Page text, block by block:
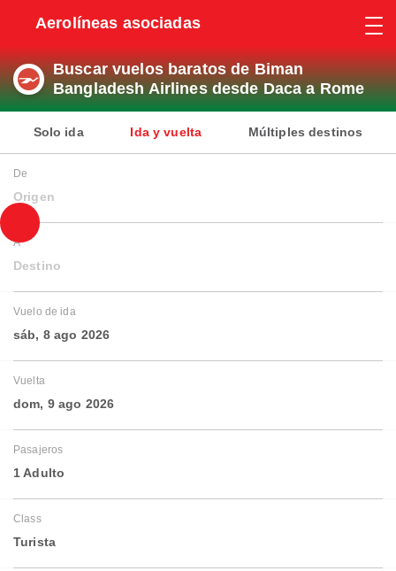
Aerolíneas asociadas
Buscar vuelos baratos de Biman
Bangladesh Airlines desde Daca a Rome
Solo ida Ida y vuelta Múltiples destinos
De
Origen
A
Destino
Vuelo de ida
sáb, 8 ago 2026
Vuelta
dom, 9 ago 2026
Pasajeros
1 Adulto
Class
Turista